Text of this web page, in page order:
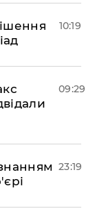
10:19
09:29
23:19